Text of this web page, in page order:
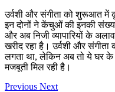
उर्वशी और संगीता को शुरूआत में
इन दोनों ने केंचुओं की इनकी
और अब निजी व्यापारियों के
खरीद रहा है। उर्वशी और
लगता था, लेकिन अब तो ये घर
मजबूती मिल रही है।
Previous Next